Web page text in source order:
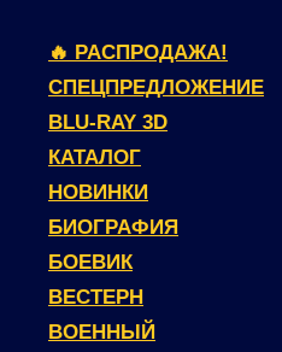
🔥 РАСПРОДАЖА!
СПЕЦПРЕДЛОЖЕНИЕ
BLU-RAY 3D
КАТАЛОГ
НОВИНКИ
БИОГРАФИЯ
БОЕВИК
ВЕСТЕРН
ВОЕННЫЙ